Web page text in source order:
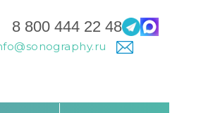
8 800 444 22 48